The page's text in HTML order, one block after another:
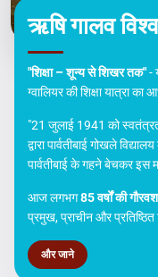
ऋषि गालव
"शिक्षा – शून्य से शिखर तक"-
ग्वालियर की शिक्षा यात्रा का
"21 जुलाई 1941 को स्वतंत्रता
द्वारा पार्वतीबाई गोखले
पार्वतीबाई के गहने बेचकर
आज लगभग85 वर्षों की
प्रमुख, प्राचीन और
और जाने